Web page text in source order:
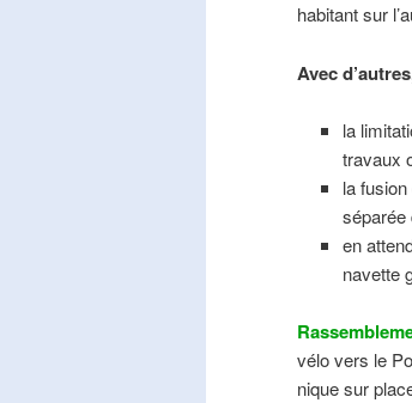
habitant sur
Avec
la
travaux
la
séparée
en
navette
vélo vers le
nique sur